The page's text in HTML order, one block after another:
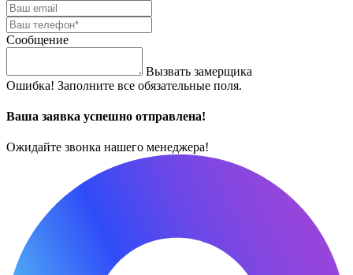
Сообщение
Вызвать замерщика
Ошибка! Заполните все обязательные поля.
Ваша заявка успешно отправлена!
Ожидайте звонка нашего менеджера!